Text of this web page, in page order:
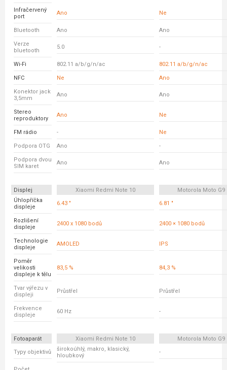
Infračervený
port
Ano Ne
Bluetooth Ano Ano
Verze
bluetooth
5.0 -
Wi-Fi 802.11 a/b/g/n/ac 802.11 a/b/g/n/ac
NFC Ne Ano
Konektor jack
3,5mm
Ano Ano
Stereo
reproduktory
Ano Ne
FM rádio - Ne
Podpora OTG Ano -
Podpora dvou
SIM karet
Ano Ano
Displej Xiaomi Redmi Note 10
Motorola Moto G9
Úhlopříčka
displeje
6.43 " 6.81 "
Rozlišení
displeje
2400 x 1080 bodů 2400 × 1080 bodů
Technologie
displeje
AMOLED IPS
Poměr
velikosti
displeje k tělu
83,5 % 84,3 %
Tvar výřezu v
displeji
Průstřel Průstřel
Frekvence
displeje
60 Hz -
Fotoaparát Xiaomi Redmi Note 10
Motorola Moto G9
Typy objektivů
širokoúhlý, makro, klasický,
hloubkový
-